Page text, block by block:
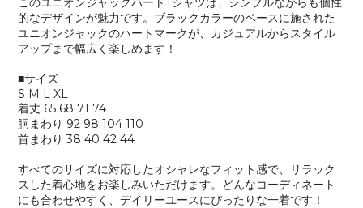
的なデザインが魅力です。ブラックカラーのベースに施された
ユニオンジャックのハートマークが、カジュアルからスタイル
アップまで幅広く楽しめます！
■サイズ
S M L XL
着丈 65 68 71 74
胴まわり 92 98 104 110
首まわり 38 40 42 44
すべてのサイズに対応したオシャレなフィット感で、リラック
スした着心地をお楽しみいただけます。どんなコーディネート
にも合わせやすく、デイリーユースにぴったりな一着です！